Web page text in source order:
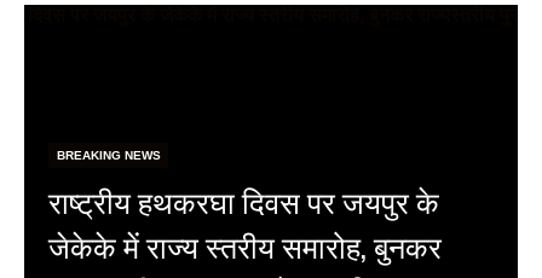
BREAKING NEWS
BRICS सम्मेलन: लेकसिटी उदयपुर में जुटे
वैश्विक प्रतिनिधि, 9 अगस्त को सिटी पैलेस